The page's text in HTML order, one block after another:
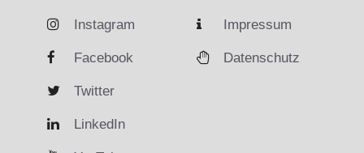
Instagram
Facebook
Twitter
LinkedIn
Impressum
Datenschutz